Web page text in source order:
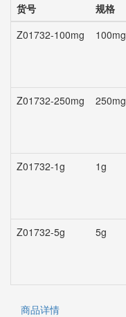
货号 规格
Z01732-100mg
100mg
Z01732-250mg
250mg
Z01732-1g
1g
Z01732-5g
5g
商品详情